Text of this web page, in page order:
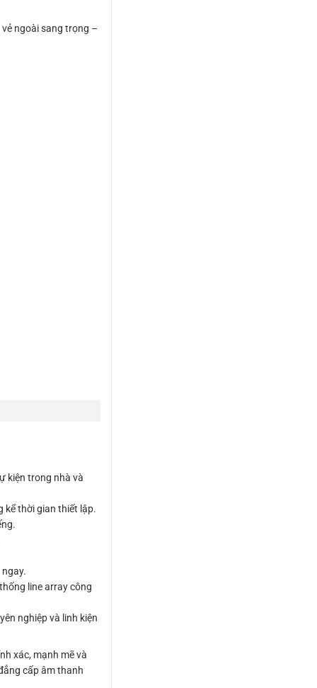
ngoài sang trọng –
kiện trong nhà và
kể thời gian thiết lập.
line array công
nghiệp và linh kiện
xác, mạnh mẽ và
cấp âm thanh